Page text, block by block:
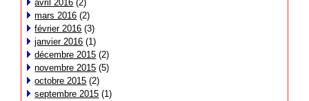
avril 2016 (2)
mars 2016 (2)
février 2016 (3)
janvier 2016 (1)
décembre 2015 (2)
novembre 2015 (5)
octobre 2015 (2)
septembre 2015 (1)